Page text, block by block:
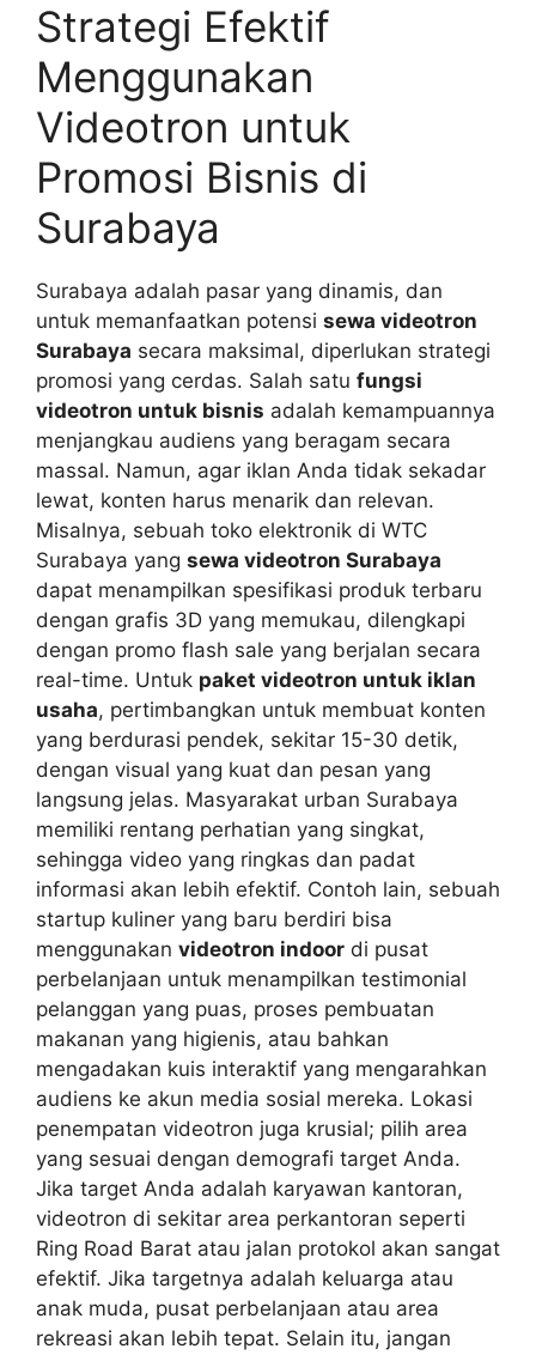
Strategi Efektif
Menggunakan
Videotron untuk
Promosi Bisnis di
Surabaya
Surabaya adalah pasar yang dinamis, dan
untuk memanfaatkan potensi sewa videotron
Surabaya secara maksimal, diperlukan strategi
promosi yang cerdas. Salah satu fungsi
videotron untuk bisnis adalah kemampuannya
menjangkau audiens yang beragam secara
massal. Namun, agar iklan Anda tidak sekadar
lewat, konten harus menarik dan relevan.
Misalnya, sebuah toko elektronik di WTC
Surabaya yang sewa videotron Surabaya
dapat menampilkan spesifikasi produk terbaru
dengan grafis 3D yang memukau, dilengkapi
dengan promo flash sale yang berjalan secara
real-time. Untuk paket videotron untuk iklan
usaha, pertimbangkan untuk membuat konten
yang berdurasi pendek, sekitar 15-30 detik,
dengan visual yang kuat dan pesan yang
langsung jelas. Masyarakat urban Surabaya
memiliki rentang perhatian yang singkat,
sehingga video yang ringkas dan padat
informasi akan lebih efektif. Contoh lain, sebuah
startup kuliner yang baru berdiri bisa
menggunakan videotron indoor di pusat
perbelanjaan untuk menampilkan testimonial
pelanggan yang puas, proses pembuatan
makanan yang higienis, atau bahkan
mengadakan kuis interaktif yang mengarahkan
audiens ke akun media sosial mereka. Lokasi
penempatan videotron juga krusial; pilih area
yang sesuai dengan demografi target Anda.
Jika target Anda adalah karyawan kantoran,
videotron di sekitar area perkantoran seperti
Ring Road Barat atau jalan protokol akan sangat
efektif. Jika targetnya adalah keluarga atau
anak muda, pusat perbelanjaan atau area
rekreasi akan lebih tepat. Selain itu, jangan